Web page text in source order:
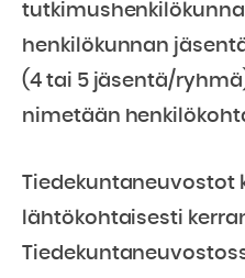
henkilökunnan
(4 tai 5 jäsentä/
nimetään
Tiedekuntaneuvostot
lähtökohtaisesti